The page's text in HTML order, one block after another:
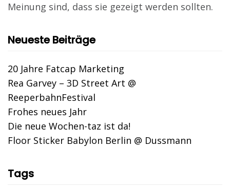
Meinung sind, dass sie gezeigt werden sollten.
Neueste Beiträge
20 Jahre Fatcap Marketing
Rea Garvey – 3D Street Art @
ReeperbahnFestival
Frohes neues Jahr
Die neue Wochen-taz ist da!
Floor Sticker Babylon Berlin @ Dussmann
Tags